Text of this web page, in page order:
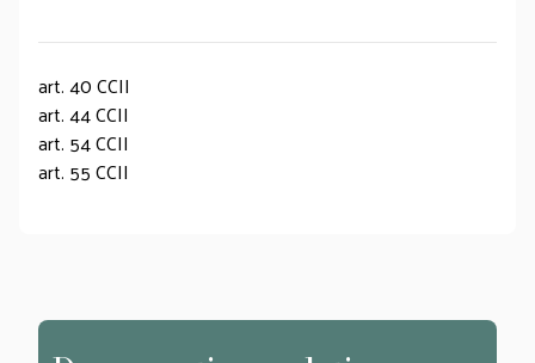
art. 40 CCII
art. 44 CCII
art. 54 CCII
art. 55 CCII